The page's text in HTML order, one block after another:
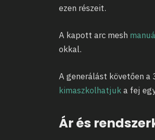
ezen részeit.
A kapott arc mesh
okkal.
A generálást követően a
kimaszkolhatjuka fej
Ár és